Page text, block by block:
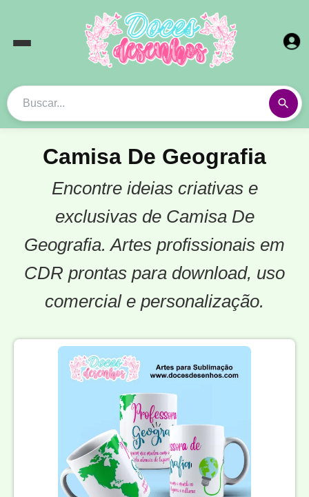
Camisa De Geografia
Encontre ideias criativas e
exclusivas de Camisa De
Geografia. Artes profissionais em
CDR prontas para download, uso
comercial e personalização.